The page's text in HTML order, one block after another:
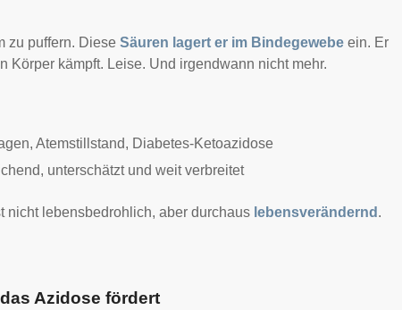
zu puffern. Diese Säuren lagert er im Bindegewebe ein. Er
Körper kämpft. Leise. Und irgendwann nicht mehr.
Atemstillstand, Diabetes-Ketoazidose
unterschätzt und weit verbreitet
nicht lebensbedrohlich, aber durchaus lebensverändernd .
Azidose fördert